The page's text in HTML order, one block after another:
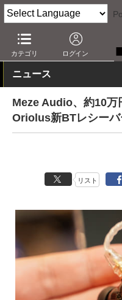
カテゴリ ログイン
AV Watch イベント ヘッ
ニュース
Meze Audio、約10万
Oriolus新BTレシーバ
リスト